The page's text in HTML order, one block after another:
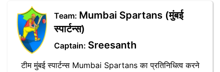
Team: Mumbai Spartans (मुंबई
स्पार्टन्स)
Captain: Sreesanth
टीम मुंबई स्पार्टन्स Mumbai Spartans का प्रतिनिधित्व करने